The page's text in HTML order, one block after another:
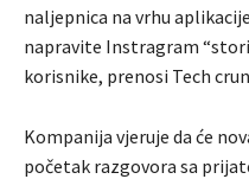
naljepnica na vrhu
napravite Instragram
korisnike, prenosi Tech
Kompanija vjeruje da će
početak razgovora sa